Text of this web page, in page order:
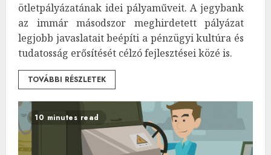
ötletpályázatának idei pályaműveit. A jegybank
az immár másodszor meghirdetett pályázat
legjobb javaslatait beépíti a pénzügyi kultúra és
tudatosság erősítését célzó fejlesztései közé is.
TOVÁBBI RÉSZLETEK
10 minutes read